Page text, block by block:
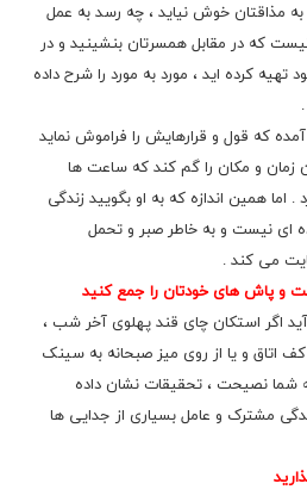
مذاقتان خوش نیاید ، چه رسد به عمل
که در مقابل همسرتان بنشینید و در
کرده اید ، مورد به مورد را شرح داده
که قول و قرارهایش را فراموش نماید
زمان و مکان را گم کند که ساعت ها
همین اندازه که به او بگویید زندگی
ای نیست و به خاطر صبر و تحمل
می کند .
اگر استکان چای قند پهلوی آخر شب ،
کف اتاق و یا از روی میز صبحانه به سینک
شما نصیحت ، تحقیقات نشان داده
مشترک و عامل بسیاری از جدایی ها